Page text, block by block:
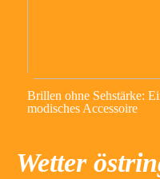
Brillen ohne Sehstärke:
modisches Accessoire
Wetter